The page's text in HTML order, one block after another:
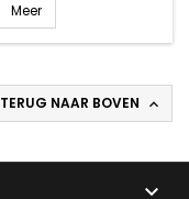
Meer
TERUG NAAR BOVEN 
